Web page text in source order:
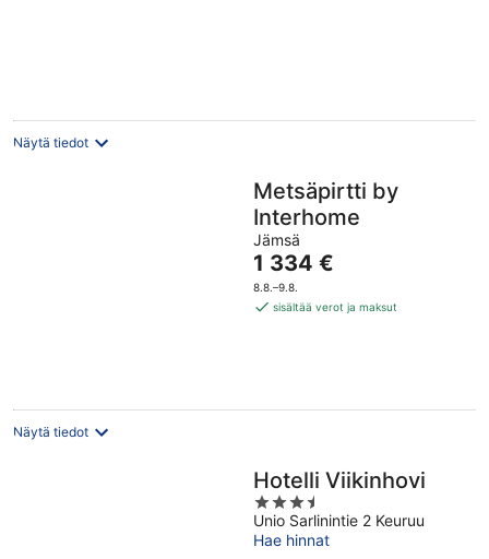
Näytä tiedot
Metsäpirtti by
Interhome
Jämsä
Hinta
on
1 334 €
1 334 €
8.8.–9.8.
sisältää verot ja maksut
Näytä tiedot
Hotelli Viikinhovi
3.5
out
of
Unio Sarlinintie 2 Keuruu
Hae hinnat